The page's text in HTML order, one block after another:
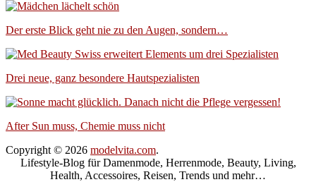
Der erste Blick geht nie zu den Augen, sondern…
Drei neue, ganz besondere Hautspezialisten
After Sun muss, Chemie muss nicht
Copyright © 2026 modelvita.com.
Lifestyle-Blog für Damenmode, Herrenmode, Beauty, Living,
Health, Accessoires, Reisen, Trends und mehr…